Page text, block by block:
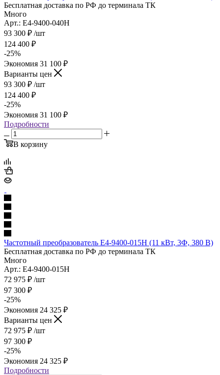
Бесплатная доставка по РФ до терминала ТК
Много
Арт.: E4-9400-040H
93 300 ₽ /шт
124 400 ₽
-25%
Экономия 31 100 ₽
Варианты цен
93 300 ₽ /шт
124 400 ₽
-25%
Экономия 31 100 ₽
Подробности
В корзину
Частотный преобразователь E4-9400-015H (11 кВт, 3Ф, 380 В)
Бесплатная доставка по РФ до терминала ТК
Много
Арт.: E4-9400-015H
72 975 ₽ /шт
97 300 ₽
-25%
Экономия 24 325 ₽
Варианты цен
72 975 ₽ /шт
97 300 ₽
-25%
Экономия 24 325 ₽
Подробности